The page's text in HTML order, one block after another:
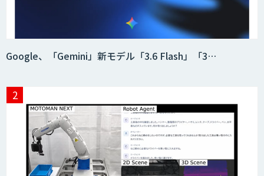
ービス
フィジカルAI・AIロボット向け教師デー
タ収集・作成
SaaS・サブスク向け収益管理プラット
フォーム「ソアスク」
Google、「Gemini」新モデル「3.6 Flash」「3…